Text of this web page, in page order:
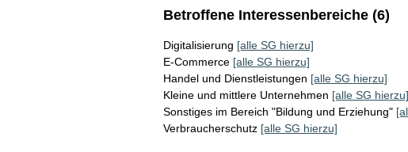
Betroffene Interessenbereiche (6)
Digitalisierung [alle SG hierzu]
E-Commerce [alle SG hierzu]
Handel und Dienstleistungen [alle SG hierzu]
Kleine und mittlere Unternehmen [alle SG hierzu]
Sonstiges im Bereich "Bildung und Erziehung"
Verbraucherschutz [alle SG hierzu]